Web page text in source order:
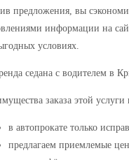
предложения, вы
информации на
условиях.
заказа этой
в автопрокате только
предлагаем приемлемые